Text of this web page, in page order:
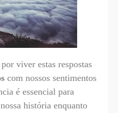
viver estas respostas
com nossos sentimentos
é essencial para
história enquanto